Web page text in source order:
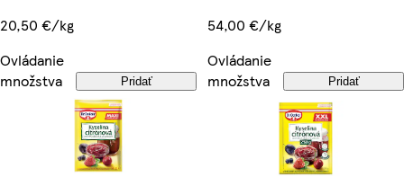
20,50 €/kg
Ovládanie
množstva
Pridať
54,00 €/kg
Ovládanie
množstva
Pridať